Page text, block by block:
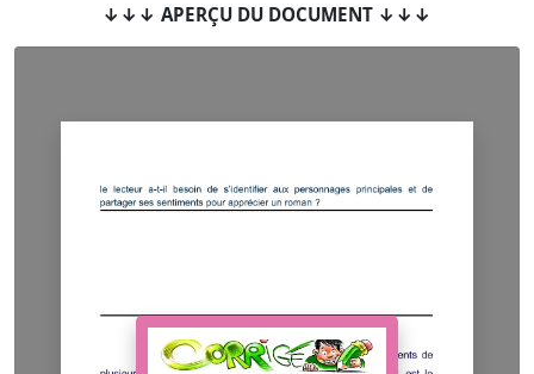
↓↓↓ APERÇU DU DOCUMENT ↓↓↓